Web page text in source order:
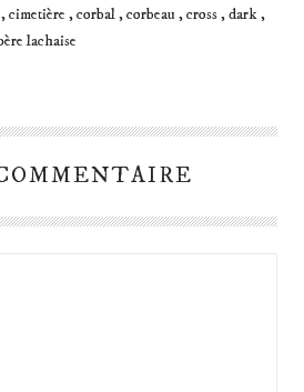
cimetière corbal corbeau cross dark
lachaise